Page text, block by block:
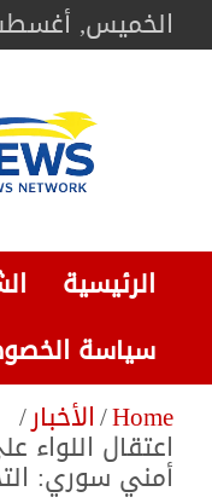
Skip
to الخميس, أغسطس 6,
شبكة باز
الرئيسية
سياسة
Home الأخبار
اعتقال
أمني سوري: